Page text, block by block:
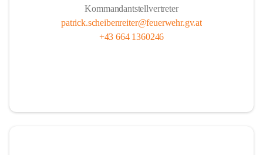
Kommandantstellvertreter
patrick.scheibenreiter@feuerwehr.gv.at
+43 664 1360246